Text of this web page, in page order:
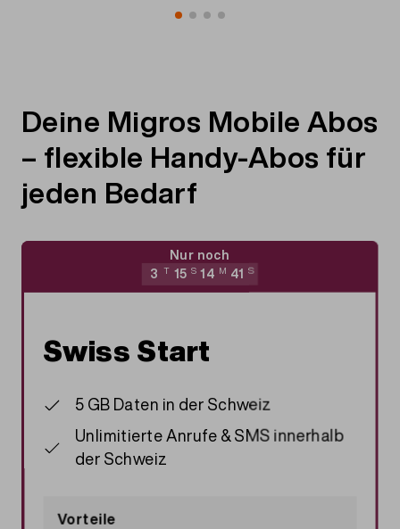
Deine Migros Mobile Abos
– flexible Handy-Abos für
jeden Bedarf
Nur noch
3 T 15 S 14 M 40 S
Swiss Start
5 GB Daten in der Schweiz
Unlimitierte Anrufe & SMS innerhalb
der Schweiz
Vorteile